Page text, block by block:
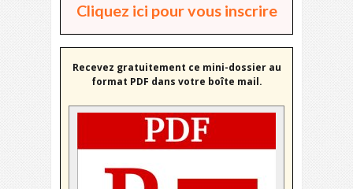
Cliquez ici pour vous inscrire
Recevez gratuitement ce mini-dossier au
format PDF dans votre boîte mail.